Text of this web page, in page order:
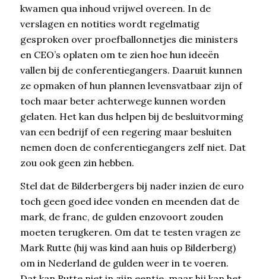
kwamen qua inhoud vrijwel overeen. In de
verslagen en notities wordt regelmatig
gesproken over proefballonnetjes die ministers
en CEO’s oplaten om te zien hoe hun ideeën
vallen bij de conferentiegangers. Daaruit kunnen
ze opmaken of hun plannen levensvatbaar zijn of
toch maar beter achterwege kunnen worden
gelaten. Het kan dus helpen bij de besluitvorming
van een bedrijf of een regering maar besluiten
nemen doen de conferentiegangers zelf niet. Dat
zou ook geen zin hebben.
Stel dat de Bilderbergers bij nader inzien de euro
toch geen goed idee vonden en meenden dat de
mark, de franc, de gulden enzovoort zouden
moeten terugkeren. Om dat te testen vragen ze
Mark Rutte (hij was kind aan huis op Bilderberg)
om in Nederland de gulden weer in te voeren.